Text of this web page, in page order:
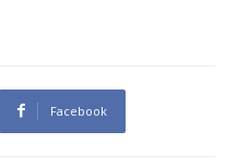
Facebook